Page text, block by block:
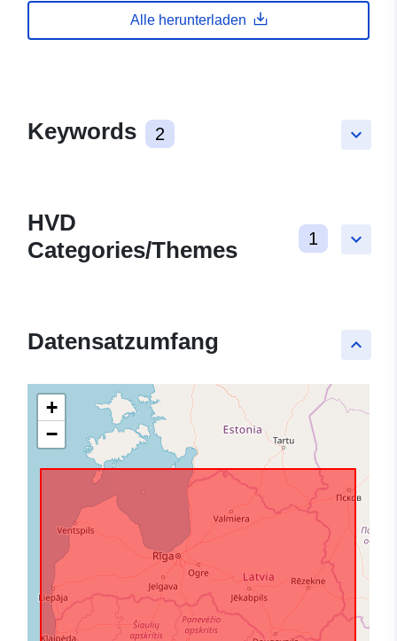
Alle herunterladen
keyboard_arrow_down
Keywords 2
keyboard_arrow_down
HVD
Categories/Themes
1
keyboard_arrow_up
Datensatzumfang
+
−